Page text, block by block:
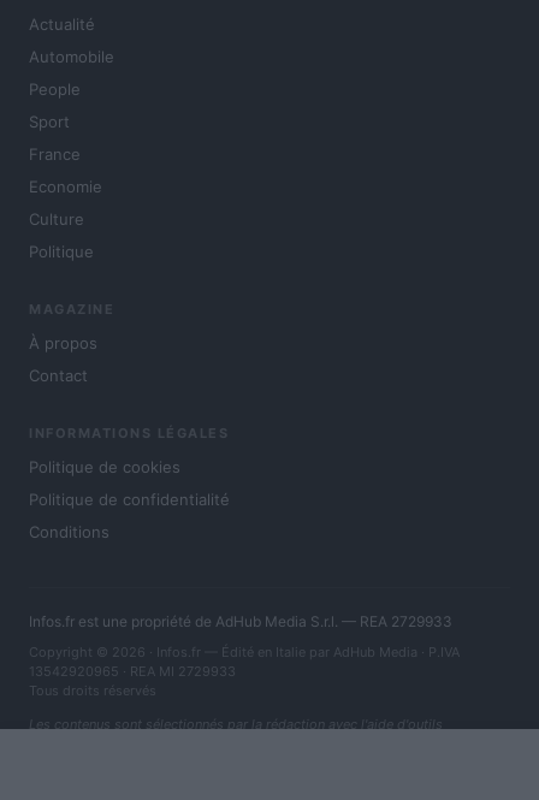
Actualité
Automobile
People
Sport
France
Economie
Culture
Politique
MAGAZINE
À propos
Contact
INFORMATIONS LÉGALES
Politique de cookies
Politique de confidentialité
Conditions
Infos.fr est une propriété de AdHub Media S.r.l. — REA 2729933
Copyright © 2026 · Infos.fr — Édité en Italie par AdHub Media · P.IVA
13542920965 · REA MI 2729933
Tous droits réservés
Les contenus sont sélectionnés par la rédaction avec l'aide d'outils